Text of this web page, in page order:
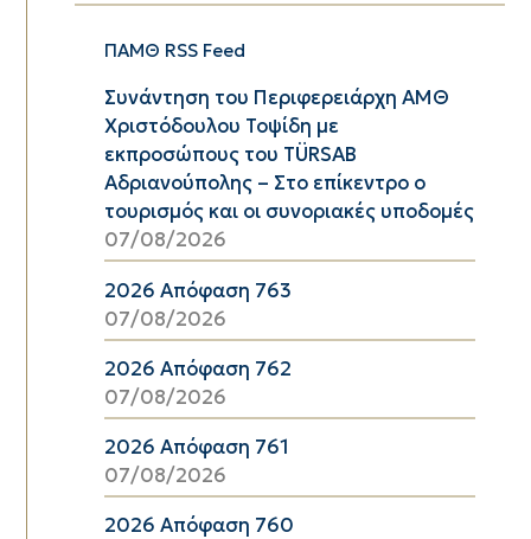
ΠΑΜΘ RSS Feed
Συνάντηση του Περιφερειάρχη ΑΜΘ
Χριστόδουλου Τοψίδη με
εκπροσώπους του TÜRSAB
Αδριανούπολης – Στο επίκεντρο ο
τουρισμός και οι συνοριακές υποδομές
07/08/2026
2026 Απόφαση 763
07/08/2026
2026 Απόφαση 762
07/08/2026
2026 Απόφαση 761
07/08/2026
2026 Απόφαση 760